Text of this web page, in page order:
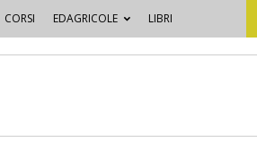
CORSI EDAGRICOLE LIBRI